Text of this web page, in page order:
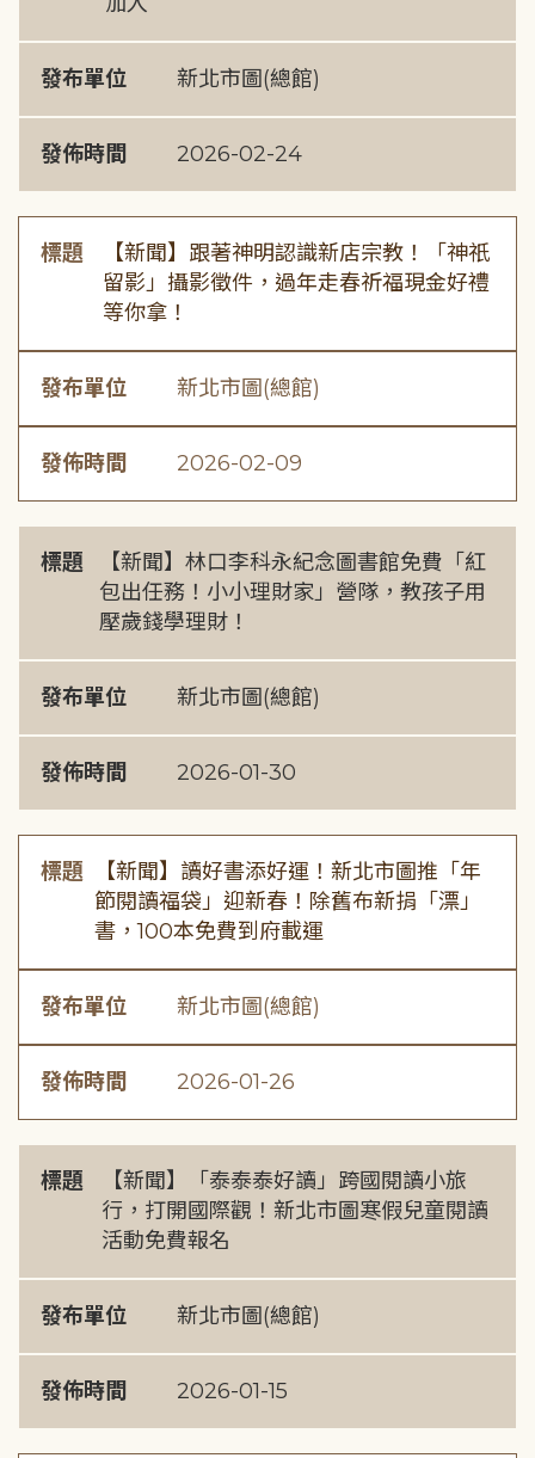
發布單位 新北市圖(總館)
發佈時間 2026-02-24
標題
【新聞】跟著神明認識新店宗教！「神祇
留影」攝影徵件，過年走春祈福現金好禮
等你拿！
發布單位 新北市圖(總館)
發佈時間 2026-02-09
標題
【新聞】林口李科永紀念圖書館免費「紅
包出任務！小小理財家」營隊，教孩子用
壓歲錢學理財！
發布單位 新北市圖(總館)
發佈時間 2026-01-30
標題
【新聞】讀好書添好運！新北市圖推「年
節閱讀福袋」迎新春！除舊布新捐「漂」
書，100本免費到府載運
發布單位 新北市圖(總館)
發佈時間 2026-01-26
標題
【新聞】「泰泰泰好讀」跨國閱讀小旅
行，打開國際觀！新北市圖寒假兒童閱讀
活動免費報名
發布單位 新北市圖(總館)
發佈時間 2026-01-15